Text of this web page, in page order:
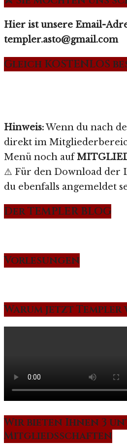
Hier ist unsere Email-
templer.asto@gmail.com
Gleich KOSTENLOS
Hinweis:Wenn du nach
direkt im
Menü noch auf
⚠️ Für den Download der
du ebenfalls angemeldet
Der TEMPLER BLOG
Vorlesungen
Warum jetzt Templer
Wir bieten Ihnen 3
Mitgliedsschaften